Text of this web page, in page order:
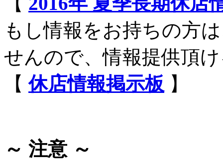
もし情報をお持ちの方
せんので、情報提供頂
【休店情報掲示板 】
～ 注意 ～